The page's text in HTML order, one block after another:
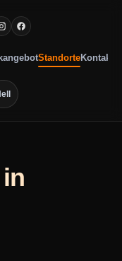
StandorteKontakt